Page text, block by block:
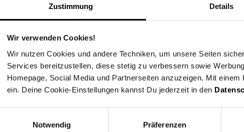
Zustimmung Details
Wir verwenden Cookies!
Wir nutzen Cookies und andere Techniken, um unsere Seiten
Services bereitzustellen, diese stetig zu verbessern sowie
Homepage, Social Media und Partnerseiten anzuzeigen. Mit
ein. Deine Cookie-Einstellungen kannst Du jederzeit in den
Notwendig
Präferenzen
Entdecken Sie die große Vielseitigkeit dieses Princess-Fondue für ein
Sie es mit Schokolade für ein romantisches Dessert. Der verstellbare
Temperatur automatisch nach der gewählten Fondue-Art zu
Zubereitung von Fleisch, Fisch , Gemüse oder Obst. Und mit ihren
Artikelnummer: 3094093000
EAN: 8713016100511